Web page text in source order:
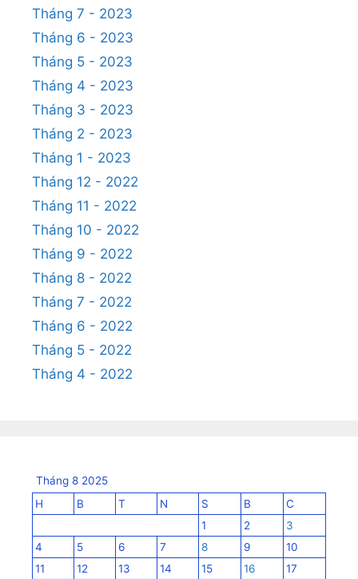
Tháng 7 - 2023
Tháng 6 - 2023
Tháng 5 - 2023
Tháng 4 - 2023
Tháng 3 - 2023
Tháng 2 - 2023
Tháng 1 - 2023
Tháng 12 - 2022
Tháng 11 - 2022
Tháng 10 - 2022
Tháng 9 - 2022
Tháng 8 - 2022
Tháng 7 - 2022
Tháng 6 - 2022
Tháng 5 - 2022
Tháng 4 - 2022
Tháng 8 2025
H
B T N S B
C
1
2
3
4
5 6 7 8 9
10
11
12 13 14 15 16
17